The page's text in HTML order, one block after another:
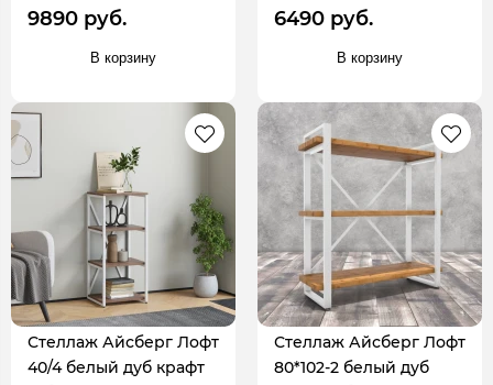
9890 руб.
В корзину
6490 руб.
В корзину
Стеллаж Айсберг Лофт
40/4 белый дуб крафт
Стеллаж Айсберг Лофт
80*102-2 белый дуб